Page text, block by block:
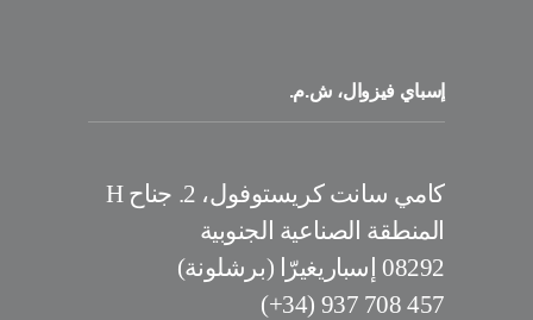
إسباي فيزوال، ش.م.
كامي سانت كريستوفول، 2. جناح H
المنطقة الصناعية الجنوبية
08292 إسباريغيرّا (برشلونة)
457 708 937 (34+)